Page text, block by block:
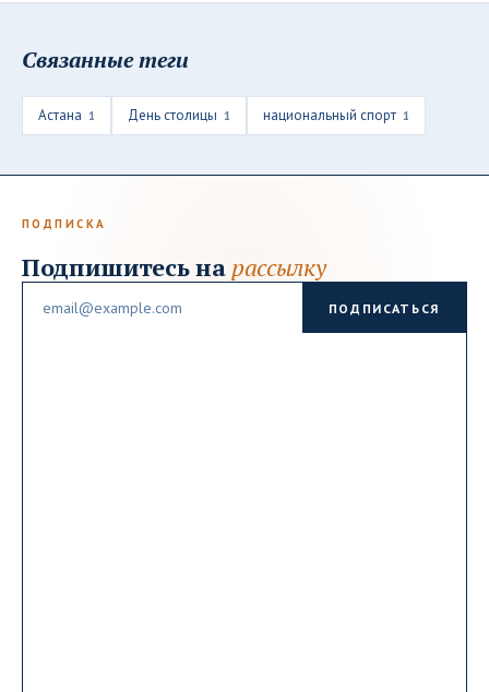
Связанные теги
Астана 1 День столицы 1 национальный спорт 1
ПОДПИСКА
Подпишитесь на рассылку
ПОДПИСАТЬСЯ